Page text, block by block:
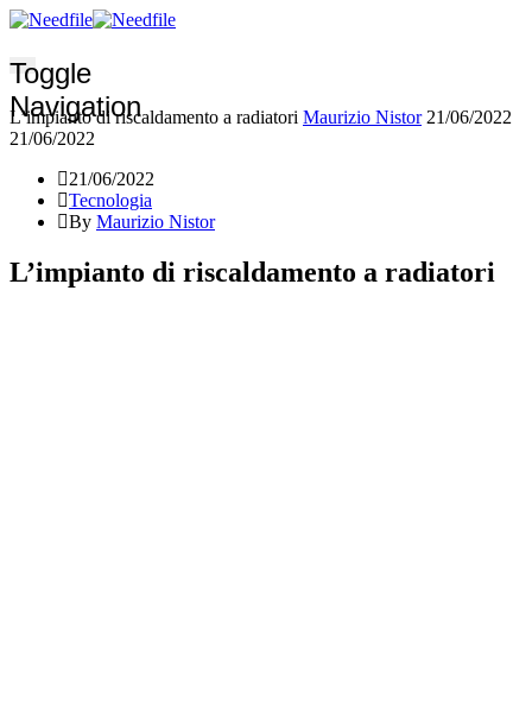
Toggle
Navigation
L’impianto di riscaldamento a radiatori Maurizio Nistor 21/06/2022
21/06/2022
21/06/2022
Tecnologia
By Maurizio Nistor
L’impianto di riscaldamento a radiatori